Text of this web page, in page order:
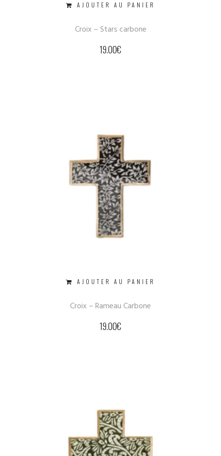
AJOUTER AU PANIER
Croix – Stars carbone
19.00€
AJOUTER AU PANIER
Croix – Rameau Carbone
19.00€